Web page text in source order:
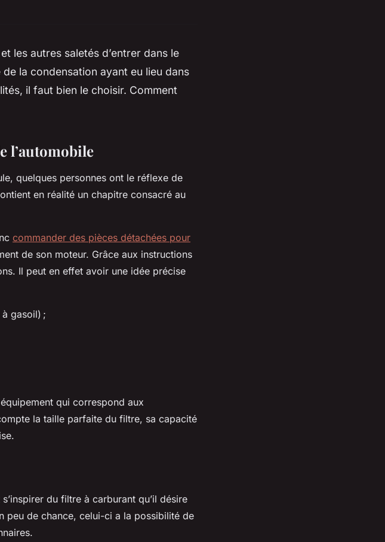
les autres saletés d’entrer dans le
la condensation ayant eu lieu dans
il faut bien le choisir. Comment
l’automobile
quelques personnes ont le réflexe de
en réalité un chapitre consacré au
commander des pièces détachées pour
de son moteur. Grâce aux instructions
Il peut en effet avoir une idée précise
gasoil) ;
qui correspond aux
la taille parfaite du filtre, sa capacité
du filtre à carburant qu’il désire
peu de chance, celui-ci a la possibilité de